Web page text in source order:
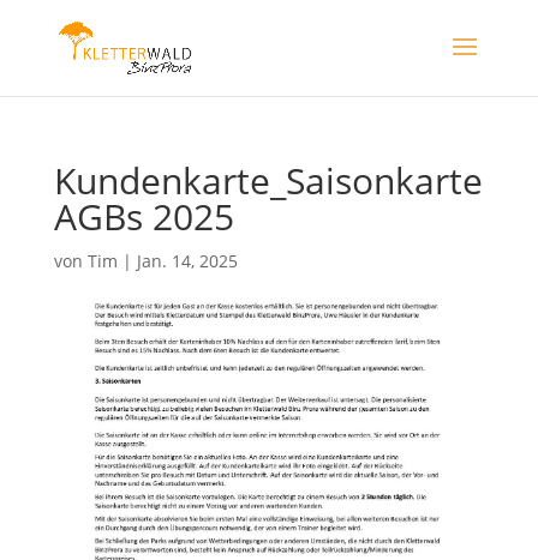
Kundenkarte_Saisonkarte
AGBs 2025
von Tim | Jan. 14, 2025